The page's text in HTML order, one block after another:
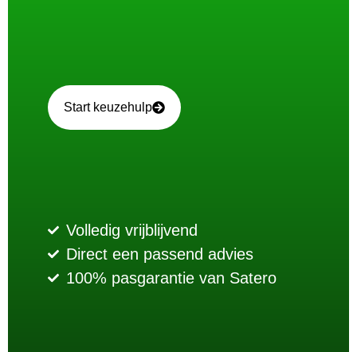
Start keuzehulp
Volledig vrijblijvend
Direct een passend advies
100% pasgarantie van Satero